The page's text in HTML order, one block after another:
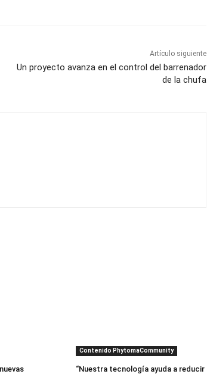
Artículo siguiente
Un proyecto avanza en el control del barrenador
de la chufa
Contenido PhytomaCommunity
“Nuestra tecnología ayuda a reducir